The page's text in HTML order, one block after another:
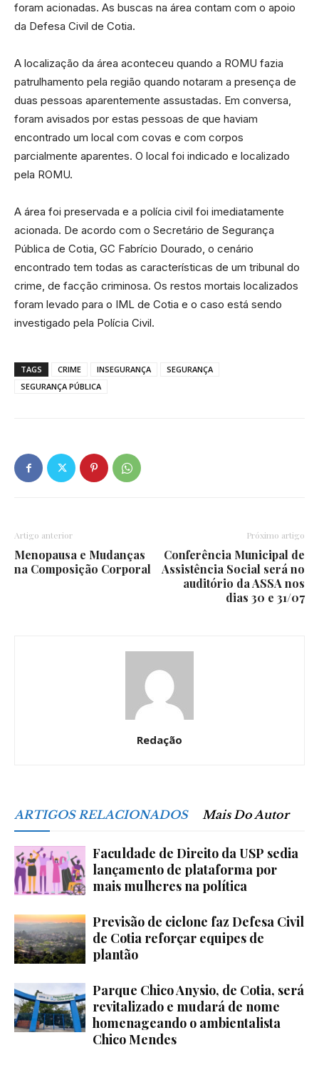
foram acionadas. As buscas na área contam com o apoio
da Defesa Civil de Cotia.
A localização da área aconteceu quando a ROMU fazia
patrulhamento pela região quando notaram a presença de
duas pessoas aparentemente assustadas. Em conversa,
foram avisados por estas pessoas de que haviam
encontrado um local com covas e com corpos
parcialmente aparentes. O local foi indicado e localizado
pela ROMU.
A área foi preservada e a polícia civil foi imediatamente
acionada. De acordo com o Secretário de Segurança
Pública de Cotia, GC Fabrício Dourado, o cenário
encontrado tem todas as características de um tribunal do
crime, de facção criminosa. Os restos mortais localizados
foram levado para o IML de Cotia e o caso está sendo
investigado pela Polícia Civil.
TAGS CRIME INSEGURANÇA
SEGURANÇA
SEGURANÇA PÚBLICA
Artigo anterior
Menopausa e Mudanças
na Composição Corporal
Próximo artigo
Conferência Municipal de
Assistência Social será no
auditório da ASSA nos
dias 30 e 31/07
Redação
ARTIGOS RELACIONADOS Mais Do Autor
Faculdade de Direito da USP sedia
lançamento de plataforma por
mais mulheres na política
Previsão de ciclone faz Defesa Civil
de Cotia reforçar equipes de
plantão
Parque Chico Anysio, de Cotia, será
revitalizado e mudará de nome
homenageando o ambientalista
Chico Mendes